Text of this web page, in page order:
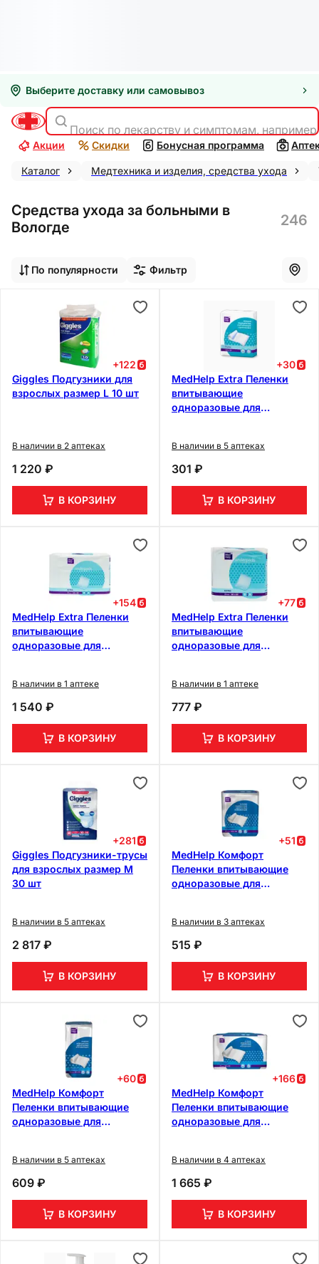
Выберите доставку или самовывоз
Поиск по лекарству и симптомам,
Акции Скидки Бонусная программа
Каталог Медтехника и изделия, средства ухода
Средства ухода за больными в
Вологде
246
По популярности Фильтр
+122
Giggles Подгузники для
взрослых размер L 10 шт
В наличии в 2 аптеках
1 220 ₽
В КОРЗИНУ
+30
MedHelp Extra Пеленки
впитывающие
одноразовые для
В наличии в 5 аптеках
301 ₽
В КОРЗИНУ
+154
MedHelp Extra Пеленки
впитывающие
одноразовые для
В наличии в 1 аптеке
1 540 ₽
В КОРЗИНУ
+77
MedHelp Extra Пеленки
впитывающие
одноразовые для
В наличии в 1 аптеке
777 ₽
В КОРЗИНУ
+281
Giggles Подгузники-трусы
для взрослых размер М
30 шт
В наличии в 5 аптеках
2 817 ₽
В КОРЗИНУ
+51
MedHelp Комфорт
Пеленки впитывающие
одноразовые для
В наличии в 3 аптеках
515 ₽
В КОРЗИНУ
+60
MedHelp Комфорт
Пеленки впитывающие
одноразовые для
В наличии в 5 аптеках
609 ₽
В КОРЗИНУ
+166
MedHelp Комфорт
Пеленки впитывающие
одноразовые для
В наличии в 4 аптеках
1 665 ₽
В КОРЗИНУ